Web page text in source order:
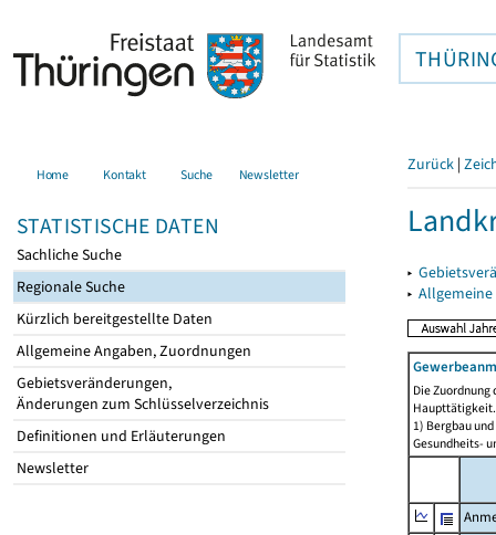
Home Kontakt Suche Newsletter
STATISTISCHE DATEN
Sachliche Suche
Regionale Suche
Kürzlich bereitgestellte Daten
Allgemeine Angaben, Zuordnungen
Gebietsveränderungen,
Änderungen zum Schlüsselverzeichnis
Definitionen und Erläuterungen
Newsletter
Zurück |
▸
▸
Die
Haupttätigkeit.
1) Bergbau
Gesundheits-